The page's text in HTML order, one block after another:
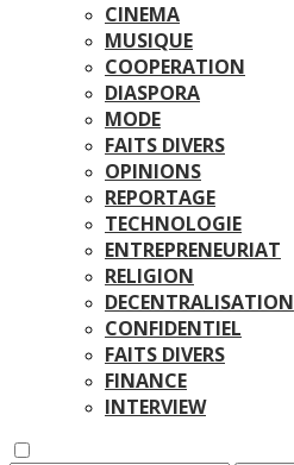
CINEMA
MUSIQUE
COOPERATION
DIASPORA
MODE
FAITS DIVERS
OPINIONS
REPORTAGE
TECHNOLOGIE
ENTREPRENEURIAT
RELIGION
DECENTRALISATION
CONFIDENTIEL
FAITS DIVERS
FINANCE
INTERVIEW